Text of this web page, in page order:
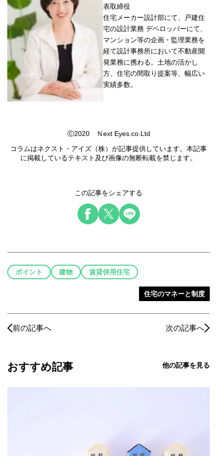
表取締役
住宅メーカー設計部にて、戸建住
宅の設計業務 デベロッパーにて、
マンション等の企画・監理業務を
経て設計事務所において不動産開
発業務に携わる。土地の活かし
方、住宅の間取り提案等、幅広い
実績多数。
Ⓒ2020 Ｎext Eyes.co.Ltd
コラムはネクスト・アイズ（株）が記事提供しています。本記事
に掲載しているテキスト及び画像の無断転載を禁じます。
この記事をシェアする
ポイント 建物 賃貸併用住宅
住宅のマネーと制度
前の記事へ 次の記事へ
おすすめ記事 他の記事を見る